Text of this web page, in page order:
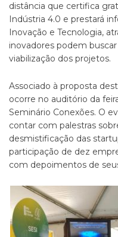
distância que certifica
Indústria 4.0 e prestará
Inovação e Tecnologia,
inovadores podem
viabilização dos projetos.
Associado à proposta
ocorre no auditório da
Seminário Conexões. O
contar com palestras
desmistificação das
participação de dez
com depoimentos de